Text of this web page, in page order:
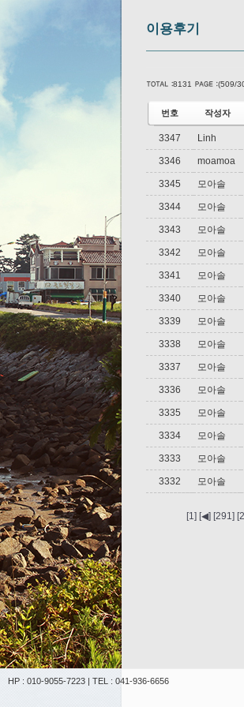
이용후기
8131 (509/
번호 작성자
3347 Linh
3346 moamoa
3345 모아솔
3344 모아솔
3343 모아솔
3342 모아솔
3341 모아솔
3340 모아솔
3339 모아솔
3338 모아솔
3337 모아솔
3336 모아솔
3335 모아솔
3334 모아솔
3333 모아솔
3332 모아솔
[1] [◀] [291]
HP : 010-9055-7223 | TEL : 041-936-6656